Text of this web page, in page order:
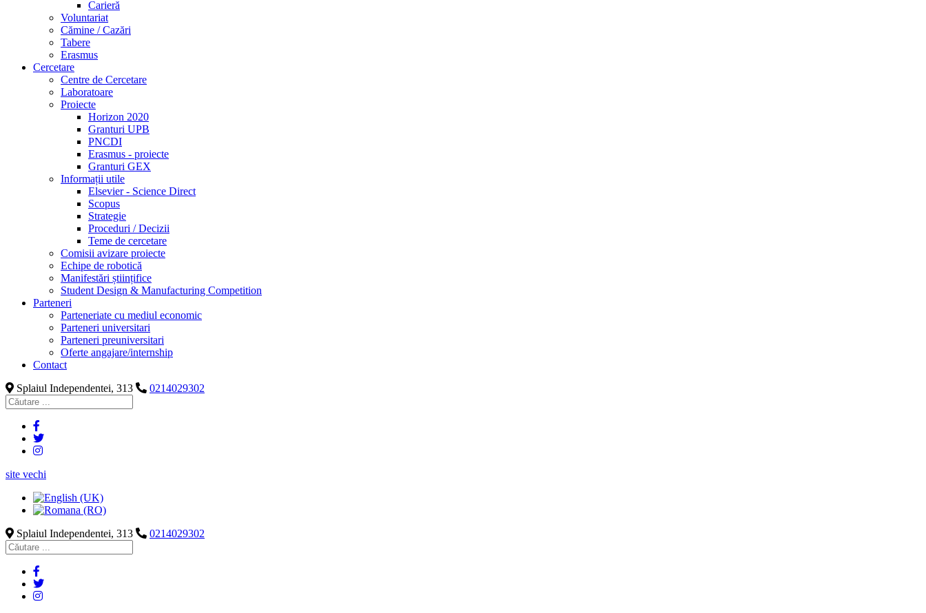
Carieră
Voluntariat
Cămine / Cazări
Tabere
Erasmus
Cercetare
Centre de Cercetare
Laboratoare
Proiecte
Horizon 2020
Granturi UPB
PNCDI
Erasmus - proiecte
Granturi GEX
Informații utile
Elsevier - Science Direct
Scopus
Strategie
Proceduri / Decizii
Teme de cercetare
Comisii avizare proiecte
Echipe de robotică
Manifestări științifice
Student Design & Manufacturing Competition
Parteneri
Parteneriate cu mediul economic
Parteneri universitari
Parteneri preuniversitari
Oferte angajare/internship
Contact
Splaiul Independentei, 313
0214029302
site vechi
Splaiul Independentei, 313 0214029302